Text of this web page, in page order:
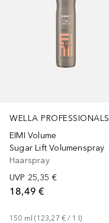
WELLA PROFESSIONALS
EIMI Volume
Sugar Lift Volumenspray
Haarspray
UVP 25,35 €
18,49 €
150 ml (123,27 € / 1 l)